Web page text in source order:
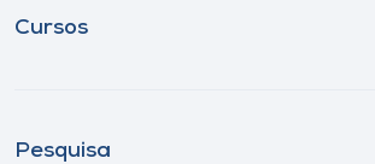
Cursos
Pesquisa